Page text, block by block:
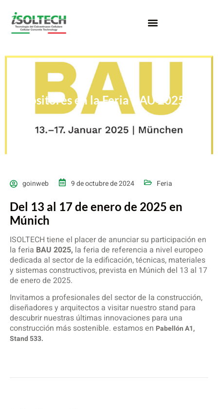
Expositores en la Feria BAU 2025
goinweb 9 de octubre de 2024 Feria
Del 13 al 17 de enero de 2025 en
Múnich
ISOLTECH tiene el placer de anunciar su participación en
la feria BAU 2025, la feria de referencia a nivel europeo
dedicada al sector de la edificación, técnicas, materiales
y sistemas constructivos, prevista en Múnich del 13 al 17
de enero de 2025.
Invitamos a profesionales del sector de la construcción,
diseñadores y arquitectos a visitar nuestro stand para
descubrir nuestras últimas innovaciones para una
construcción más sostenible. estamos en Pabellón A1,
Stand 533.